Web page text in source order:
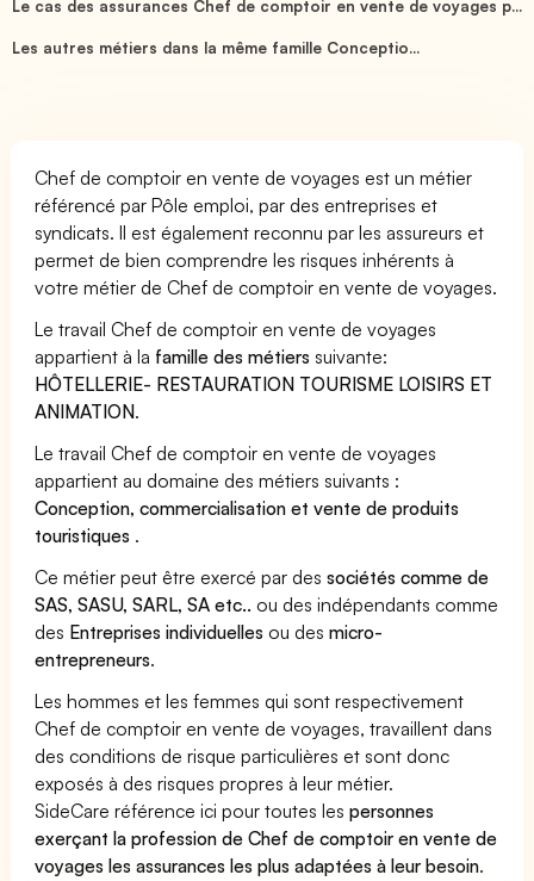
Le cas des assurances Chef de comptoir en vente de voyages p...
Les autres métiers dans la même famille Conceptio...
Chef de comptoir en vente de voyages est un métier
référencé par Pôle emploi, par des entreprises et
syndicats. Il est également reconnu par les assureurs et
permet de bien comprendre les risques inhérents à
votre métier de Chef de comptoir en vente de voyages.
Le travail Chef de comptoir en vente de voyages
appartient à la famille des métiers suivante:
HÔTELLERIE- RESTAURATION TOURISME LOISIRS ET
ANIMATION.
Le travail Chef de comptoir en vente de voyages
appartient au domaine des métiers suivants :
Conception, commercialisation et vente de produits
touristiques .
Ce métier peut être exercé par dessociétés comme de
SAS, SASU, SARL, SA etc.. ou des indépendants comme
des Entreprises individuelles ou desmicro-
entrepreneurs.
Les hommes et les femmes qui sont respectivement
Chef de comptoir en vente de voyages, travaillent dans
des conditions de risque particulières et sont donc
exposés à des risques propres à leur métier.
SideCare référence ici pour toutes lespersonnes
exerçant la profession de Chef de comptoir en vente de
voyages les assurances les plus adaptées à leur besoin.